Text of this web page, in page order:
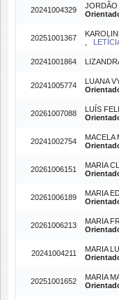
20241004329
JORDÃO
20251001367
20241001864
20241005774
LUANA
20261007088
LUÍS
20241002754
MACELA
20261006151
MARIA
20261006189
MARIA
20261006213
MARIA
20241004211
MARIA
20251001652
MARIA